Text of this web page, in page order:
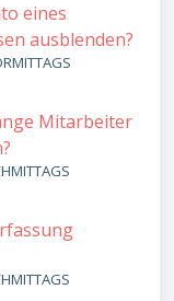
eines
ausblenden?
Mitarbeiter